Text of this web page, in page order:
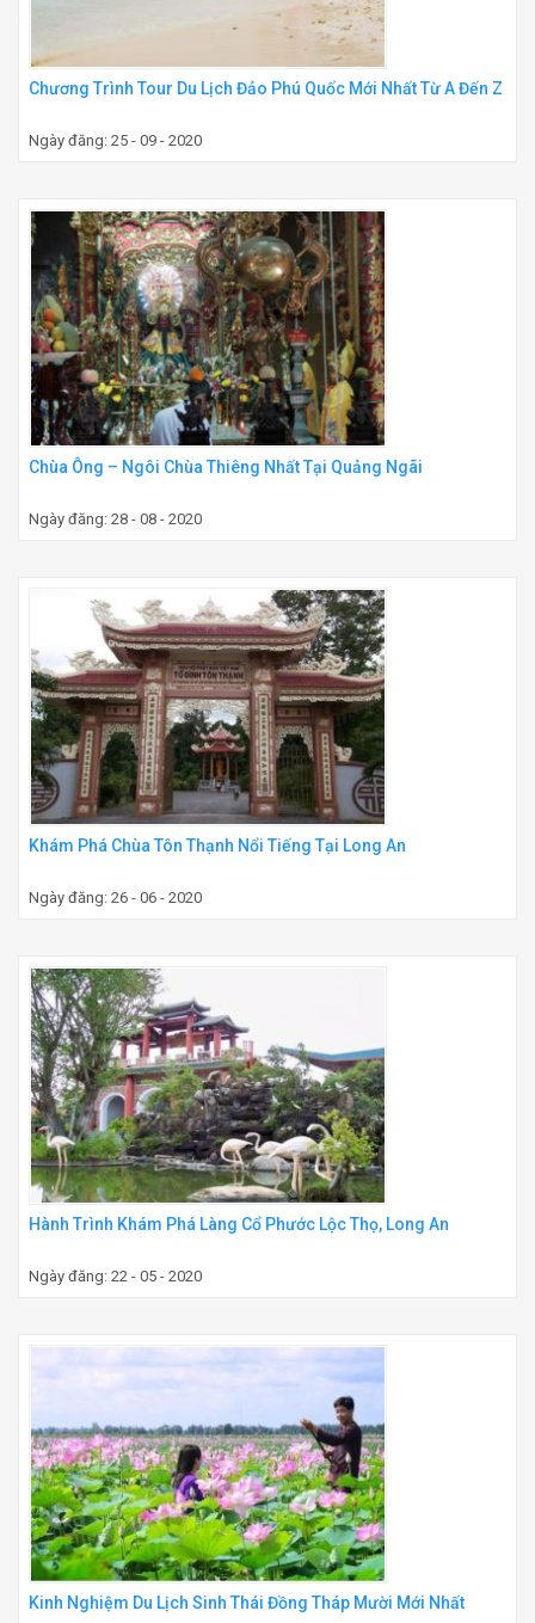
Chương Trình Tour Du Lịch Đảo Phú Quốc Mới Nhất Từ A Đến Z
Ngày đăng: 25 - 09 - 2020
Chùa Ông – Ngôi Chùa Thiêng Nhất Tại Quảng Ngãi
Ngày đăng: 28 - 08 - 2020
Khám Phá Chùa Tôn Thạnh Nổi Tiếng Tại Long An
Ngày đăng: 26 - 06 - 2020
Hành Trình Khám Phá Làng Cổ Phước Lộc Thọ, Long An
Ngày đăng: 22 - 05 - 2020
Kinh Nghiệm Du Lịch Sinh Thái Đồng Tháp Mười Mới Nhất